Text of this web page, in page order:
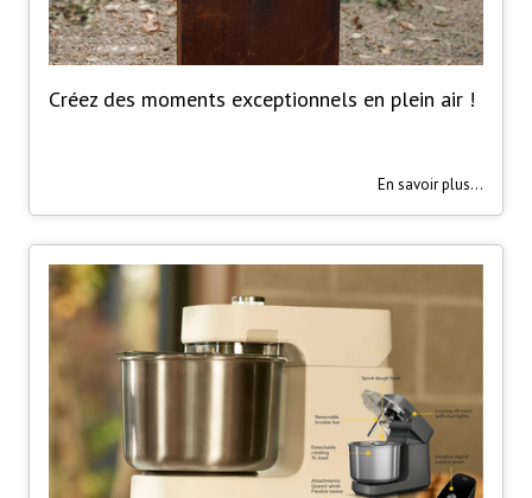
Créez des moments exceptionnels en plein air !
En savoir plus...